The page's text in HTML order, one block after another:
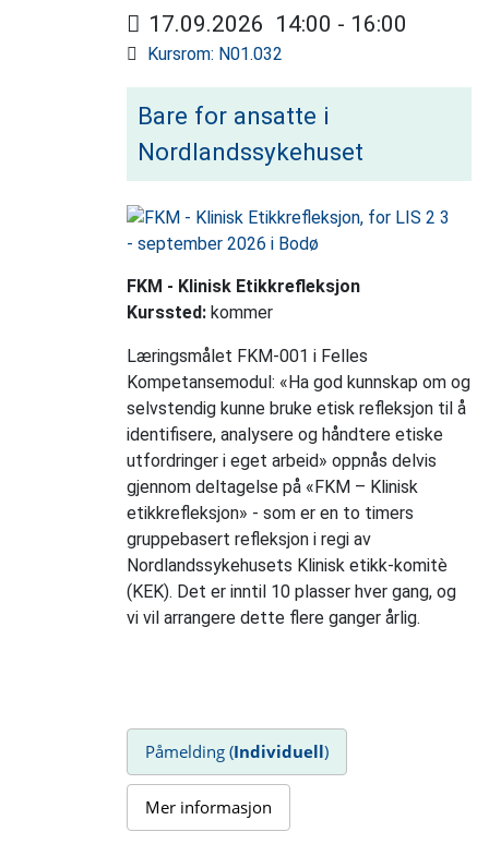
17.09.2026 14:00 - 16:00
Kursrom: N01.032
Bare for ansatte i
Nordlandssykehuset
FKM - Klinisk Etikkrefleksjon
Kurssted: kommer
Læringsmålet FKM-001 i Felles
Kompetansemodul: «Ha god kunnskap om og
selvstendig kunne bruke etisk refleksjon til å
identifisere, analysere og håndtere etiske
utfordringer i eget arbeid» oppnås delvis
gjennom deltagelse på «FKM – Klinisk
etikkrefleksjon» - som er en to timers
gruppebasert refleksjon i regi av
Nordlandssykehusets Klinisk etikk-komitè
(KEK). Det er inntil 10 plasser hver gang, og
vi vil arrangere dette flere ganger årlig.
Påmelding (Individuell)
Mer informasjon